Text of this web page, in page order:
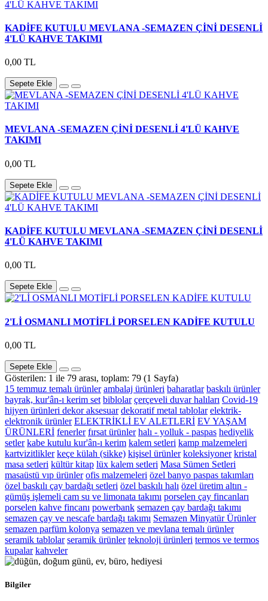
KADİFE KUTULU MEVLANA -SEMAZEN ÇİNİ DESENLİ
4'LÜ KAHVE TAKIMI
0,00 TL
Sepete Ekle
MEVLANA -SEMAZEN ÇİNİ DESENLİ 4'LÜ KAHVE
TAKIMI
0,00 TL
Sepete Ekle
KADİFE KUTULU MEVLANA -SEMAZEN ÇİNİ DESENLİ
4'LÜ KAHVE TAKIMI
0,00 TL
Sepete Ekle
2'Lİ OSMANLI MOTİFLİ PORSELEN KADİFE KUTULU
0,00 TL
Sepete Ekle
Gösterilen: 1 ile 79 arası, toplam: 79 (1 Sayfa)
15 temmuz temalı ürünler ambalaj ürünleri baharatlar baskılı ürünler
bayrak, kur'ân-ı kerim set biblolar çerçeveli duvar halıları Covid-19
hijyen ürünleri dekor aksesuar dekoratif metal tablolar elektrik-
elektronik ürünler ELEKTRİKLİ EV ALETLERİ EV YAŞAM
ÜRÜNLERİ fenerler fırsat ürünler halı - yolluk - paspas hediyelik
setler kabe kutulu kur'ân-ı kerim kalem setleri kamp malzemeleri
kartvizitlikler keçe külah (sikke) kişisel ürünler koleksiyoner kristal
masa setleri kültür kitap lüx kalem setleri Masa Sümen Setleri
masaüstü vıp ürünler ofis malzemeleri özel banyo paspas takımları
özel baskılı çay bardağı setleri özel baskılı halı özel üretim altın -
gümüş işlemeli cam su ve limonata takımı porselen çay fincanları
porselen kahve fincanı powerbank semazen çay bardağı takımı
semazen çay ve nescafe bardağı takımı Semazen Minyatür Ürünler
semazen parfüm kolonya semazen ve mevlana temalı ürünler
seramik tablolar seramik ürünler teknoloji ürünleri termos ve termos
kupalar kahveler
Bilgiler